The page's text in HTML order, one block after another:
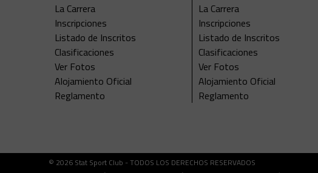
La Carrera
Inscripciones
Listado de Inscritos
Clasificaciones
Ver Fotos
Alojamiento Oficial
Reglamento
La Carrera
Inscripciones
Listado de Inscritos
Clasificaciones
Ver Fotos
Alojamiento Oficial
Reglamento
© 2026 Stat Sport Club - TODOS LOS DERECHOS RESERVADOS